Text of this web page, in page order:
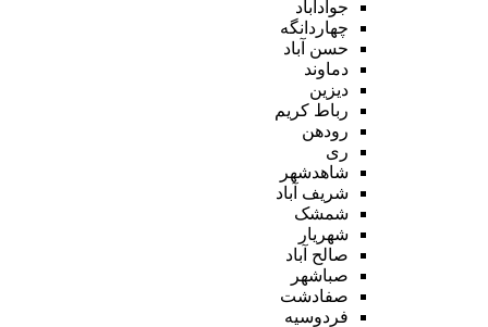
جوادآباد
چهاردانگه
حسن آباد
دماوند
دیزین
رباط کریم
رودهن
ری
شاهدشهر
شریف آباد
شمشک
شهریار
صالح آباد
صباشهر
صفادشت
فردوسیه